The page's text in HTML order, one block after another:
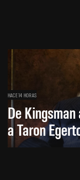
HACE 14 HORAS
De
a Taron